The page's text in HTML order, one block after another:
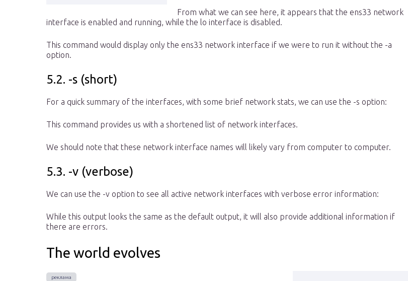
From what we can see here, it appears that the ens33 network
interface is enabled and running, while the lo interface is disabled.
This command would display only the ens33 network interface if we were to run it without the -a
option.
5.2. -s (short)
For a quick summary of the interfaces, with some brief network stats, we can use the -s option:
This command provides us with a shortened list of network interfaces.
We should note that these network interface names will likely vary from computer to computer.
5.3. -v (verbose)
We can use the -v option to see all active network interfaces with verbose error information:
While this output looks the same as the default output, it will also provide additional information if
there are errors.
The world evolves